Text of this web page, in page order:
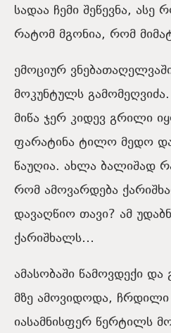
სადაა ჩემი შეწევნა, ასე
რატომ მგონია, რომ
ემოციურ
მოკუნტულს
მიწა ჯერ კიდევ გრილი
ფარატინა ტილო მედო
წაუღია. ახლა ბალიშად
რომ ამოვარდება
დავაღწიო თავი? ამ
ქარიშხალს…
ამასობაში წამოვდექი და
მზე ამოვიდოდა, ჩრდილი
იასამნისფერ წერტილს